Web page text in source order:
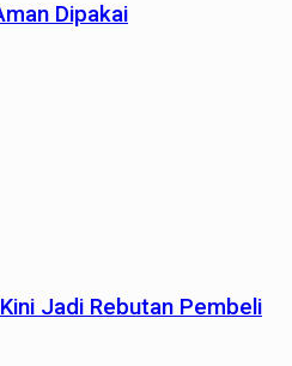
Dipakai
Jadi Rebutan Pembeli